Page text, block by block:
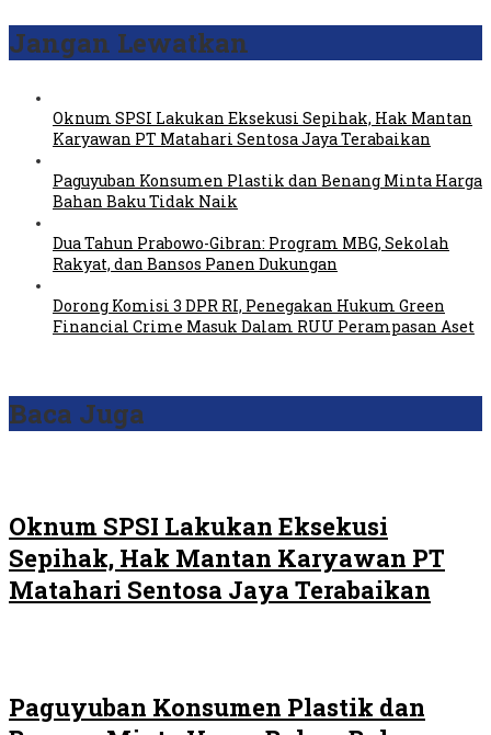
Jangan Lewatkan
Oknum SPSI Lakukan Eksekusi Sepihak, Hak Mantan
Karyawan PT Matahari Sentosa Jaya Terabaikan
Paguyuban Konsumen Plastik dan Benang Minta Harga
Bahan Baku Tidak Naik
Dua Tahun Prabowo-Gibran: Program MBG, Sekolah
Rakyat, dan Bansos Panen Dukungan
Dorong Komisi 3 DPR RI, Penegakan Hukum Green
Financial Crime Masuk Dalam RUU Perampasan Aset
Baca Juga
Oknum SPSI Lakukan Eksekusi
Sepihak, Hak Mantan Karyawan PT
Matahari Sentosa Jaya Terabaikan
Paguyuban Konsumen Plastik dan